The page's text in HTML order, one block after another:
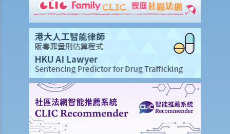
4. 如果我決定就案件作出抗辯，該怎麼辦？
5. 如被告人未有提交送達認收書或抗辯書，結果會怎樣？
6. 如被告人提交抗辯書（和反申索書），情況會怎樣？
7. 如果被告人認為他確實拖欠原告人部份款項，可以怎樣做？
8. 我作為民事訴訟中的被告人，但我認為另一方才應該對原告人的申索
負上責任，我應該怎麼辦？
如何就民事案件的審訊作準備
1. 甚麼是文件透露？
2. 甚麼是交換證人陳述書？